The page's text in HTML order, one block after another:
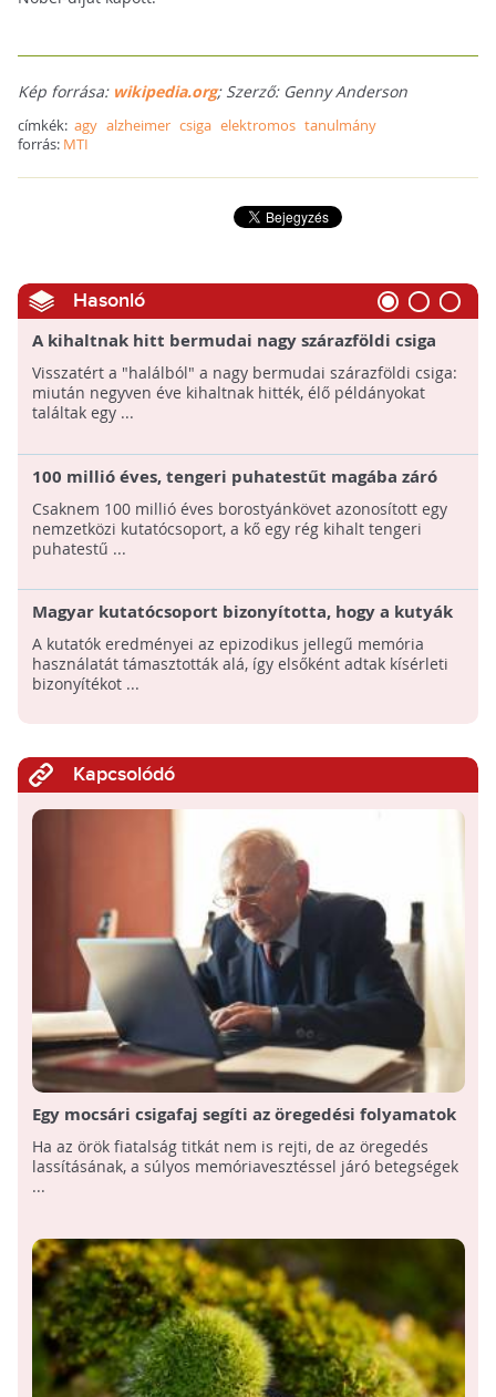
Kép forrása: wikipedia.org; Szerző: Genny Anderson
címkék: agy alzheimer csiga elektromos tanulmány
forrás: MTI
Hasonló
A kihaltnak hitt bermudai nagy szárazföldi csiga
visszatért
Visszatért a "halálból" a nagy bermudai szárazföldi csiga:
miután negyven éve kihaltnak hitték, élő példányokat
találtak egy ...
100 millió éves, tengeri puhatestűt magába záró
borostyánkövet találtak
Csaknem 100 millió éves borostyánkövet azonosított egy
nemzetközi kutatócsoport, a kő egy rég kihalt tengeri
puhatestű ...
Magyar kutatócsoport bizonyította, hogy a kutyák
is képesek "mentális időutazásra"
A kutatók eredményei az epizodikus jellegű memória
használatát támasztották alá, így elsőként adtak kísérleti
bizonyítékot ...
Kapcsolódó
Egy mocsári csigafaj segíti az öregedési folyamatok
vizsgálatát
Ha az örök fiatalság titkát nem is rejti, de az öregedés
lassításának, a súlyos memóriavesztéssel járó betegségek
...